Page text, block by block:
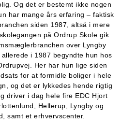
Og det er bestemt ikke nogen
har mange års erfaring – faktisk
siden 1987, altså i mere
på Ordrup Skole gik
over Lyngby
i 1987 begyndte hun hos
Her har hun lige siden
for at formidle boliger i hele
og det er lykkedes hende rigtig
driver i dag hele fire EDC Hjort
Hellerup, Lyngby og
samt et erhvervscenter.